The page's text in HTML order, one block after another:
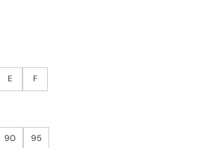
E F
90 95